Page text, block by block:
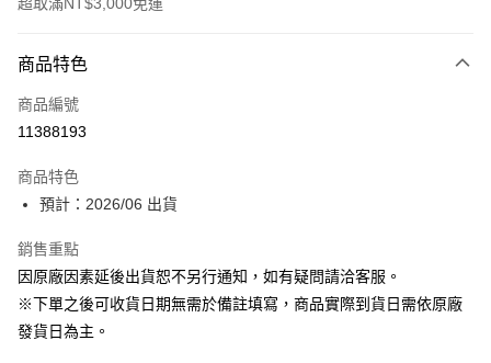
信用卡一次付款
超商取貨付款
大哥付你分期
【大哥付你分期使用說明】
1.本服務由台灣大哥大提供，台灣大哥大用戶可立即使用無須另外申請。
流程，驗證手機門號後，選擇欲分期的期數、繳款截止日，確認付款後即完
成交易。
ATM付款
運送方式
商品特色
商品編號
11388193
商品特色
預計：2026/06 出貨
銷售重點
因原廠因素延後出貨恕不另行通知，如有疑問請洽客服。
※下單之後可收貨日期無需於備註填寫，商品實際到貨日需依原廠
發貨日為主。